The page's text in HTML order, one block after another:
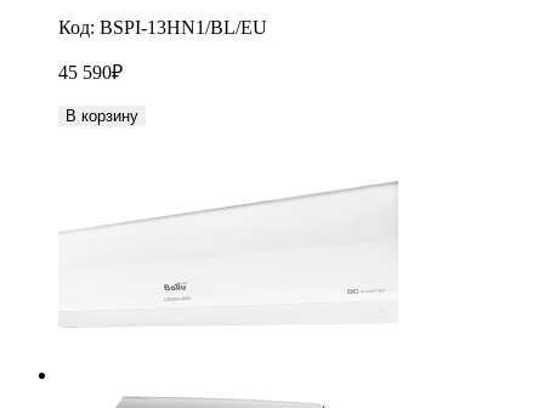
Код: BSPI-13HN1/BL/EU
45 590₽
В корзину